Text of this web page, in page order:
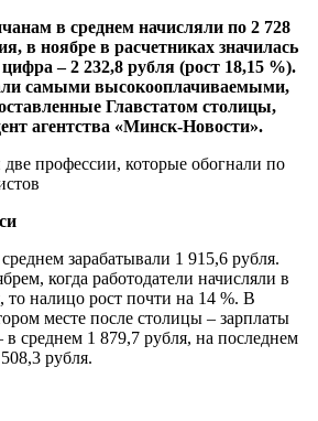
в среднем начисляли по 2 728
в ноябре в расчетниках значилась
– 2 232,8 рубля (рост 18,15 %).
самыми высокооплачиваемыми,
Главстатом столицы,
агентства «Минск-Новости».
зарабатывали 1 915,6 рубля.
когда работодатели начисляли в
то налицо рост почти на 14 %. В
месте после столицы – зарплаты
среднем 1 879,7 рубля, на последнем
рубля.